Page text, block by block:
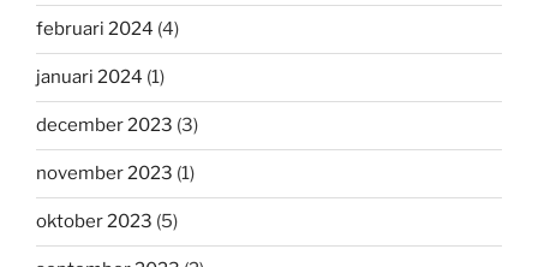
februari 2024 (4)
januari 2024 (1)
december 2023 (3)
november 2023 (1)
oktober 2023 (5)